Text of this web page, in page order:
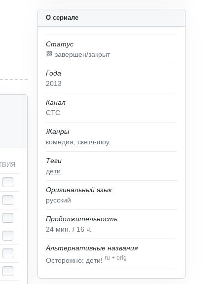
О сериале
Статус
🏁 завершен/закрыт
Года
2013
Канал
СТС
Жанры
комедия скетч-шоу
Теги
дети
Оригинальный язык
русский
Продолжительность
24 мин. / 16 ч.
Альтернативные названия
Осторожно: дети! ru + orig